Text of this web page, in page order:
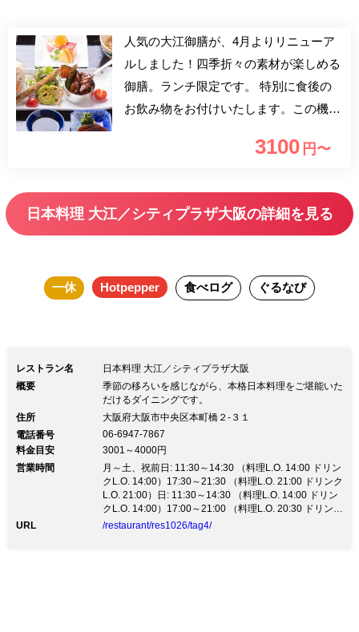
人気の大江御膳が、4月よりリニューア
ルしました！四季折々の素材が楽しめる
御膳。ランチ限定です。 特別に食後の
お飲み物をお付けいたします。この機会
家族との昼食にご利用ください。ガラス
し込む、明るく開放的な空間が広がりま
す。厳選された素材と料理長の技、そし
＞ ■食後カフェ付き その他、当日ご注文
メニューもご用意しております】※オプ
ションよりご注文下さい。 ■お子様御
膳 2,700円(前日までのご予約制)
3100 円〜
日本料理 大江／シティプラザ大阪の詳細を見る
一休 Hotpepper 食べログ ぐるなび
レストラン名
日本料理 大江／シティプラザ大阪
概要
季節の移ろいを感じながら、本格日本料理をご堪能いた
だけるダイニングです。
住所
大阪府大阪市中央区本町橋２‐３１
電話番号
06-6947-7867
料金目安
3001～4000円
営業時間
月～土、祝前日: 11:30～14:30 （料理L.O. 14:00 ドリン
クL.O. 14:00）17:30～21:30 （料理L.O. 21:00 ドリンク
L.O. 21:00）日: 11:30～14:30 （料理L.O. 14:00 ドリン
クL.O. 14:00）17:00～21:00 （料理L.O. 20:30 ドリンク
L.O. 20:30）祝日: 11:30～14:30 （料理L.O. 14:00 ドリ
URL /restaurant/res1026/tag4/